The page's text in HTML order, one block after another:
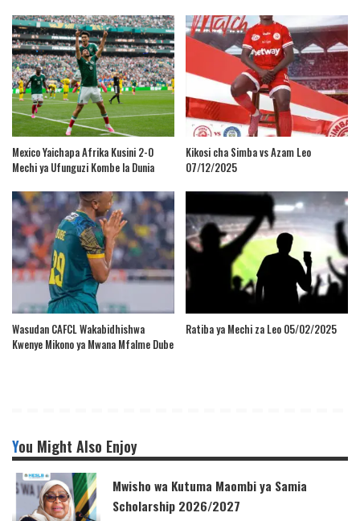
Mexico Yaichapa Afrika Kusini 2-0
Mechi ya Ufunguzi Kombe la Dunia
Kikosi cha Simba vs Azam Leo
07/12/2025
Wasudan CAFCL Wakabidhishwa
Kwenye Mikono ya Mwana Mfalme Dube
Ratiba ya Mechi za Leo 05/02/2025
You Might Also Enjoy
Mwisho wa Kutuma Maombi ya Samia
Scholarship 2026/2027